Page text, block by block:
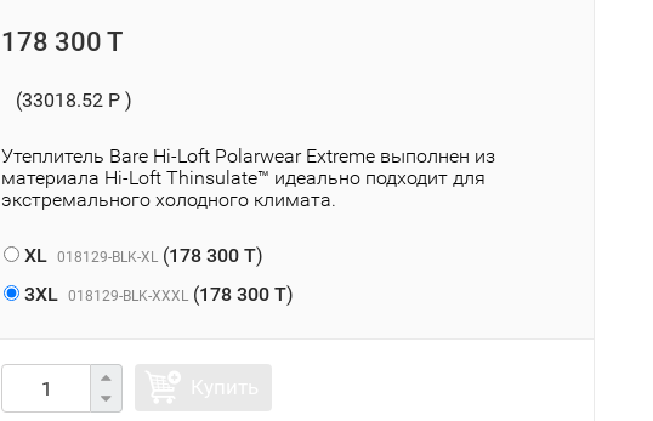
178 300 T
(33018.52 P )
Утеплитель Bare Hi-Loft Polarwear Extreme выполнен из
материала Hi-Loft Thinsulate™ идеально подходит для
экстремального холодного климата.
XL 018129-BLK-XL (178 300 T)
3XL 018129-BLK-XXXL (178 300 T)